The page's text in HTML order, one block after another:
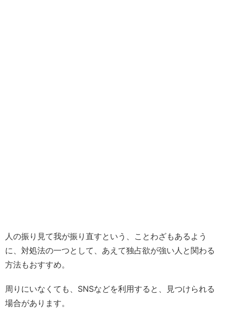
人の振り見て我が振り直すという、ことわざもあるよう
に、対処法の一つとして、あえて独占欲が強い人と関わる
方法もおすすめ。
周りにいなくても、SNSなどを利用すると、見つけられる
場合があります。